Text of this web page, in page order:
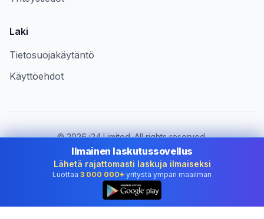
Laki
Tietosuojakäytäntö
Käyttöehdot
©2026i24 Limited. All rights reserved.
Palvelemme yrityksiä maassa Finland
Vaihda maa:
Finland
Ilmainen laskutussovellus
Lähetä rajattomasti laskuja ilmaiseksi
Luottaa 3 000 000+ yritystä ympäri maailman